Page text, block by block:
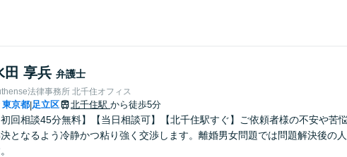
田 享兵 弁護士
法律事務所 北千住オフィス
東京都|足立区 北千住駅 から徒歩5分
初回相談45分無料】【当日相談可】【北千住駅すぐ】ご依頼者様の不安や苦
となるよう冷静かつ粘り強く交渉します。離婚男女問題では問題解決後の